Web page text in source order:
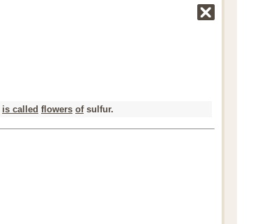
is called flowers ofsulfur.